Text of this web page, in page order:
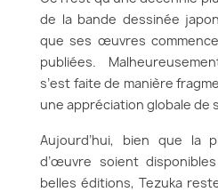
de la bande dessinée
que ses œuvres
publiées.
s’est faite de manière
une appréciation globale de
Aujourd’hui, bien que la
d’œuvre soient
belles éditions, Tezuka